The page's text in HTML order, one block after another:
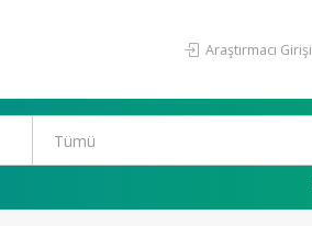
Araştırmacı Girişi